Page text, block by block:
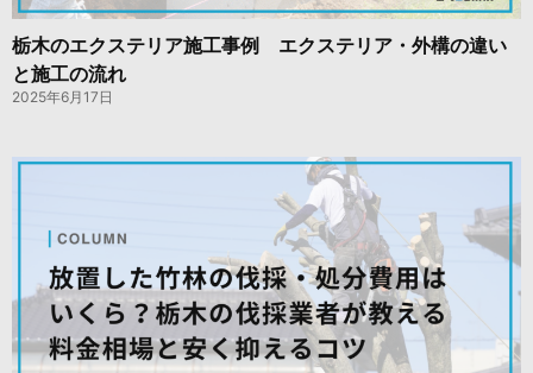
栃木のエクステリア施工事例 エクステリア・外構の違い
と施工の流れ
2025年6月17日